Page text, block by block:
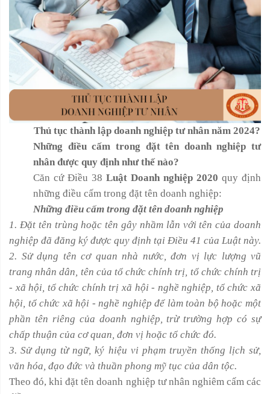
Thủ tục thành lập doanh nghiệp tư nhân năm 2024?
Những điều cấm trong đặt tên doanh nghiệp tư
nhân được quy định như thế nào?
Căn cứ Điều 38 Luật Doanh nghiệp 2020 quy định
những điều cấm trong đặt tên doanh nghiệp:
Những điều cấm trong đặt tên doanh nghiệp
1. Đặt tên trùng hoặc tên gây nhầm lẫn với tên của doanh
nghiệp đã đăng ký được quy định tại Điều 41 của Luật này.
2. Sử dụng tên cơ quan nhà nước, đơn vị lực lượng vũ
trang nhân dân, tên của tổ chức chính trị, tổ chức chính trị
- xã hội, tổ chức chính trị xã hội - nghề nghiệp, tổ chức xã
hội, tổ chức xã hội - nghề nghiệp để làm toàn bộ hoặc một
phần tên riêng của doanh nghiệp, trừ trường hợp có sự
chấp thuận của cơ quan, đơn vị hoặc tổ chức đó.
3. Sử dụng từ ngữ, ký hiệu vi phạm truyền thống lịch sử,
văn hóa, đạo đức và thuần phong mỹ tục của dân tộc.
Theo đó, khi đặt tên doanh nghiệp tư nhân nghiêm cấm các